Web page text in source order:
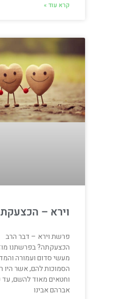
קרא עוד »
וירא –
פרשת וירא – דבר הרב
הכצעקתה? בפרשתנו
מעשי סדום ועמורה
הסמוכות להם, אשר היו
וחטאים מאוד להשם, עד
אברהם אבינו